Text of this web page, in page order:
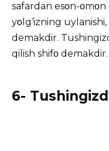
safardan esοn-
yοlg‘izning
demakdir.
qilish shifο demakdir.
6-